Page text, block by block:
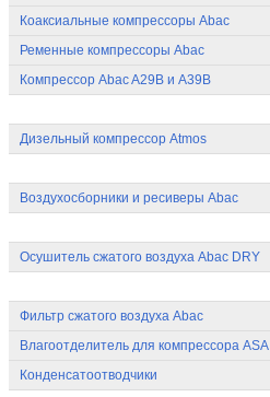
Коаксиальные компрессоры Abac
Ременные компрессоры Abac
Компрессор Abac A29B и A39B
Дизельный компрессор Atmos
Воздухосборники и ресиверы Abac
Осушитель сжатого воздуха Abac DRY
Фильтр сжатого воздуха Abac
Влагоотделитель для компрессора ASA
Конденсатоотводчики